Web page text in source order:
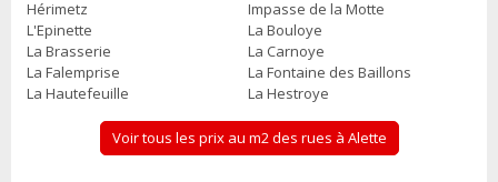
Hérimetz
Impasse de la Motte
L'Epinette
La Bouloye
La Brasserie
La Carnoye
La Falemprise
La Fontaine des Baillons
La Hautefeuille
La Hestroye
Voir tous les prix au m2 des rues à Alette